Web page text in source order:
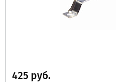
425 руб.